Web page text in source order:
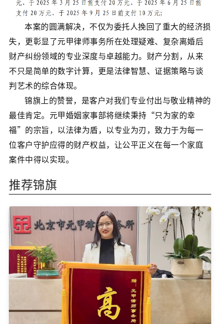
本案的圆满解决，不仅为委托人挽回了重大的经济损
失，更彰显了元甲律师事务所在处理疑难、复杂离婚后
财产纠纷领域的专业深度与卓越能力。财产分割，从来
不只是简单的数字计算，更是法律智慧、证据策略与谈
判艺术的综合体现。
锦旗上的赞誉，是客户对我们专业付出与敬业精神的
最佳肯定。元甲婚姻家事部将继续秉持“只为家的幸
福”的宗旨，以法律为盾，以专业为刃，致力于为每一
位客户守护应得的财产权益，让公平正义在每一个家庭
案件中得以实现。
推荐锦旗